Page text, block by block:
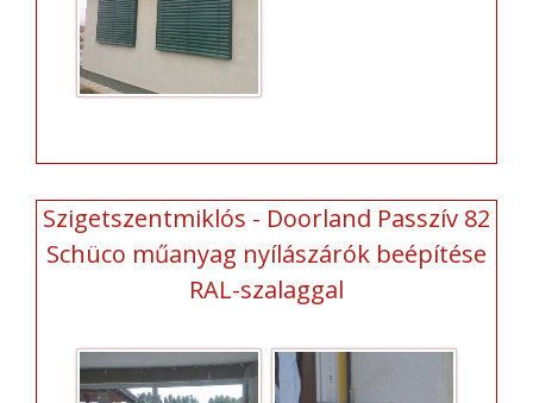
Szigetszentmiklós - Doorland Passzív 82
Schüco műanyag nyílászárók beépítése
RAL-szalaggal